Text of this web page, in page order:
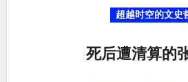
超越时空的文史
死后遭清算的